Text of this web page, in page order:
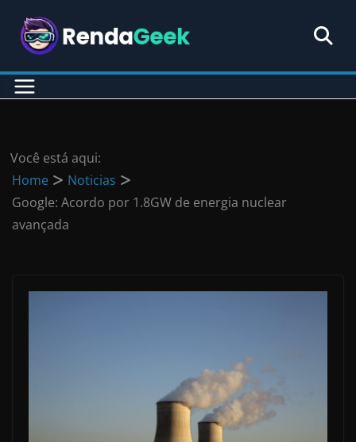
para
conteúdo
Você está aqui:
Home
Noticias
Google: Acordo por 1.8GW de energia nuclear
avançada